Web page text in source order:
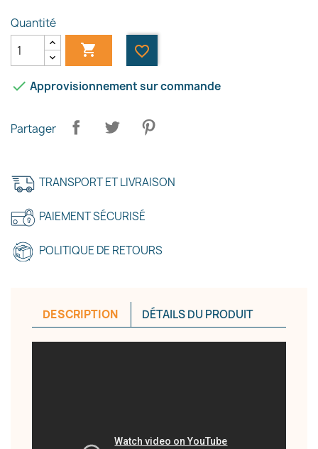
Quantité
 favorite_border
 Approvisionnement sur commande
Partager
TRANSPORT ET LIVRAISON
PAIEMENT SÉCURISÉ
POLITIQUE DE RETOURS
DESCRIPTION DÉTAILS DU PRODUIT